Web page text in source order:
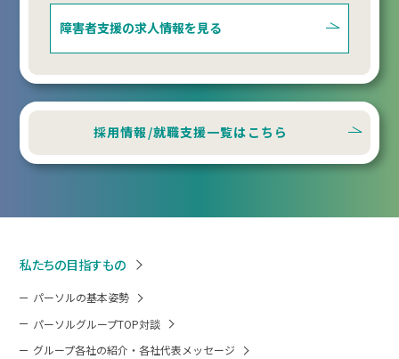
障害者支援の求人情報を見る
採用情報/就職支援一覧はこちら
私たちの目指すもの
パーソルの基本姿勢
パーソルグループTOP対談
グループ各社の紹介・各社代表メッセージ